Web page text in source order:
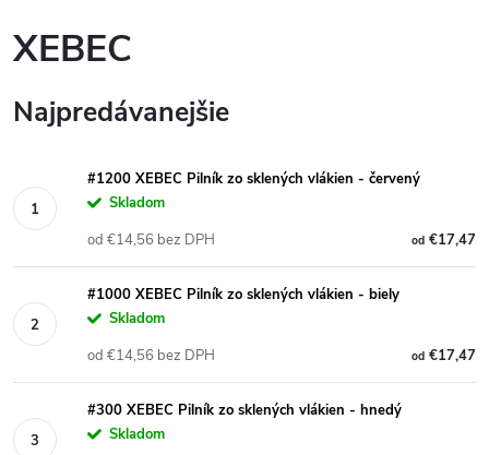
XEBEC
Najpredávanejšie
#1200 XEBEC Pilník zo sklených vlákien - červený
Skladom
od€17,47
od €14,56 bez DPH
#1000 XEBEC Pilník zo sklených vlákien - biely
Skladom
od€17,47
od €14,56 bez DPH
#300 XEBEC Pilník zo sklených vlákien - hnedý
Skladom